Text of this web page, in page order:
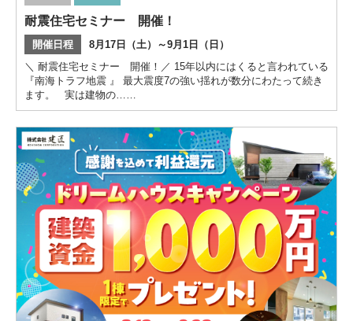
耐震住宅セミナー 開催！
開催日程
8月17日（土）～9月1日（日）
＼ 耐震住宅セミナー 開催！／ 15年以内にはくると言われている
『南海トラフ地震 』 最大震度7の強い揺れが数分にわたって続き
ます。 実は建物の……